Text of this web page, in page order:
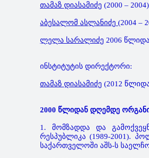
თამაზ დიასამიძე (2000 –
აბესალომ ასლანიძე (2004 –
ლელა სარალიძე 2006
ინსტიტუტის დირექტორი:
თამაზ დიასამიძე (2012
2000 წლიდან დღემდე
1. მომზადდა და
რესპუბლიკა (1989-2001).
საქართველოში აშს-ს